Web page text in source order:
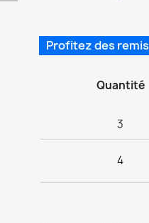
Profitez des
Quantité
3
4